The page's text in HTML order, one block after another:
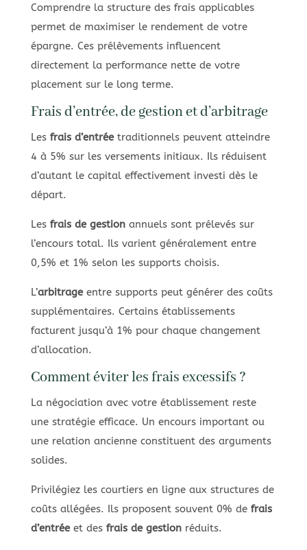
Comprendre la structure des frais applicables
permet de maximiser le rendement de votre
épargne. Ces prélèvements influencent
directement la performance nette de votre
placement sur le long terme.
Frais d’entrée, de gestion et d’arbitrage
Les frais d’entréetraditionnels peuvent atteindre
4 à 5% sur les versements initiaux. Ils réduisent
d’autant le capital effectivement investi dès le
départ.
Les frais de gestionannuels sont prélevés sur
l’encours total. Ils varient généralement entre
0,5% et 1% selon les supports choisis.
L’arbitrageentre supports peut générer des coûts
supplémentaires. Certains établissements
facturent jusqu’à 1% pour chaque changement
d’allocation.
Comment éviter les frais excessifs ?
La négociation avec votre établissement reste
une stratégie efficace. Un encours important ou
une relation ancienne constituent des arguments
solides.
Privilégiez les courtiers en ligne aux structures de
coûts allégées. Ils proposent souvent 0% de frais
d’entréeet des frais de gestionréduits.